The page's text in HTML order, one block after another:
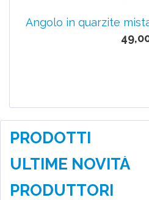
Angolo in quarzite
PRODOTTI
ULTIME NOVITÀ
PRODUTTORI